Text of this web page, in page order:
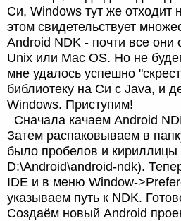
Си, Windows тут же отходит
этом свидетельствует
Android NDK - почти все они
Unix или Mac OS. Но не
мне удалось успешно
библиотеку на Си с Java, и
Windows. Приступим!
Сначала качаем Android
Затем распаковываем в
было пробелов и
D:\Android\android-ndk).
IDE и в меню Window-
указываем путь к NDK.
Создаём новый Android